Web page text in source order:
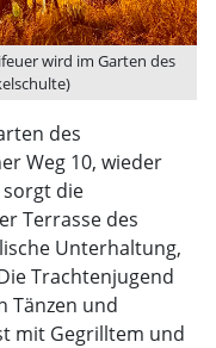
wird im Garten des
des
Weg 10, wieder
sorgt die
Terrasse des
Unterhaltung,
Trachtenjugend
Tänzen und
mit Gegrilltem und